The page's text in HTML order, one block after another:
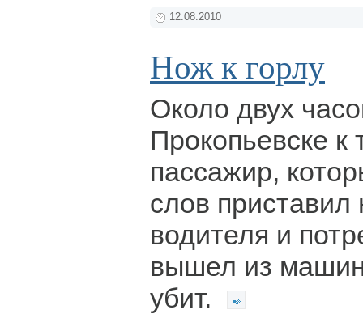
12.08.2010
Нож к горлу
Около двух
Прокопьевске к
пассажир,
слов приставил
водителя и
вышел из
убит.